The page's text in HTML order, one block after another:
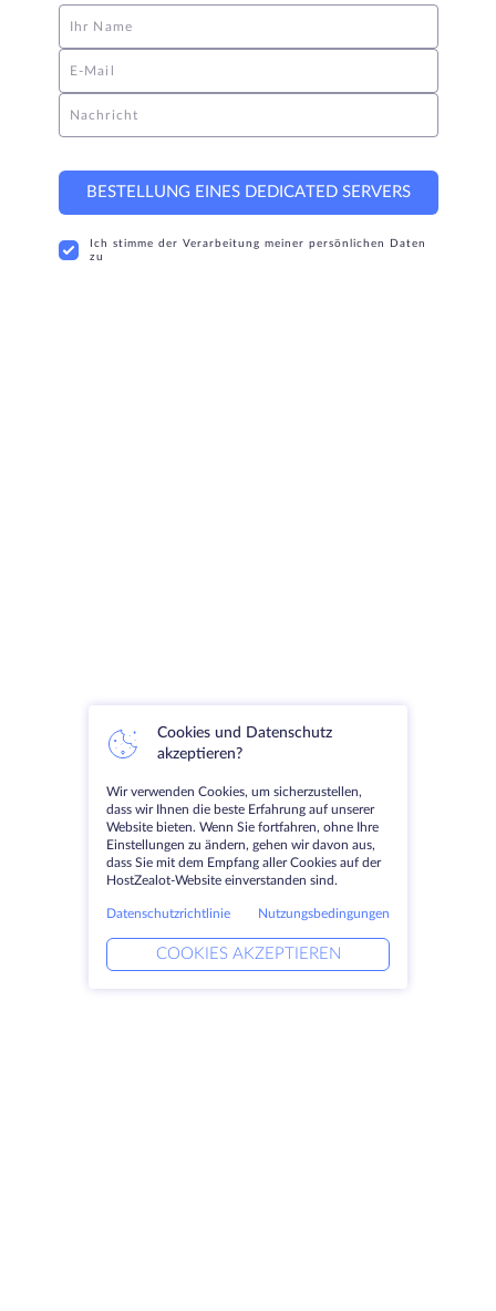
Ihr Name
E-Mail
Nachricht
BESTELLUNG EINES DEDICATED SERVERS
Ich stimme der Verarbeitung meiner persönlichen Daten
zu
Cookies und Datenschutz
akzeptieren?
Wir verwenden Cookies, um sicherzustellen,
dass wir Ihnen die beste Erfahrung auf unserer
Website bieten. Wenn Sie fortfahren, ohne Ihre
Einstellungen zu ändern, gehen wir davon aus,
dass Sie mit dem Empfang aller Cookies auf der
HostZealot-Website einverstanden sind.
Datenschutzrichtlinie Nutzungsbedingungen
COOKIES AKZEPTIEREN